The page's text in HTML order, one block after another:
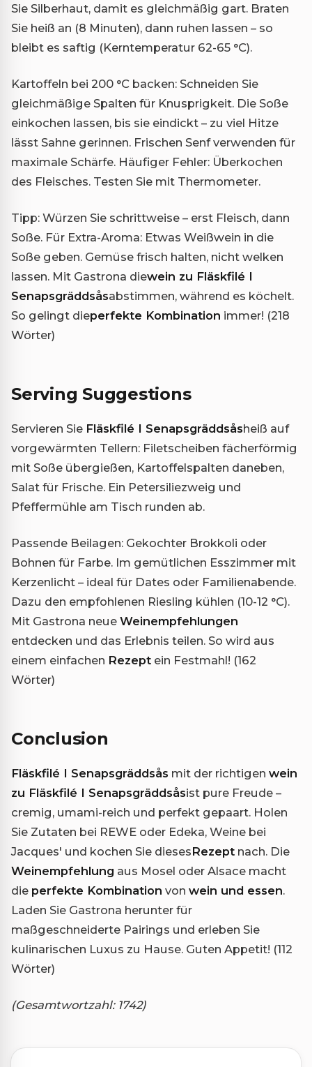
Sie Silberhaut, damit es gleichmäßig gart. Braten
Sie heiß an (8 Minuten), dann ruhen lassen – so
bleibt es saftig (Kerntemperatur 62-65 °C).
Kartoffeln bei 200 °C backen: Schneiden Sie
gleichmäßige Spalten für Knusprigkeit. Die Soße
einkochen lassen, bis sie eindickt – zu viel Hitze
lässt Sahne gerinnen. Frischen Senf verwenden für
maximale Schärfe. Häufiger Fehler: Überkochen
des Fleisches. Testen Sie mit Thermometer.
Tipp: Würzen Sie schrittweise – erst Fleisch, dann
Soße. Für Extra-Aroma: Etwas Weißwein in die
Soße geben. Gemüse frisch halten, nicht welken
lassen. Mit Gastrona diewein zu Fläskfilé I
Senapsgräddsåsabstimmen, während es köchelt.
So gelingt dieperfekte Kombination immer! (218
Wörter)
Serving Suggestions
Servieren Sie Fläskfilé I Senapsgräddsåsheiß auf
vorgewärmten Tellern: Filetscheiben fächerförmig
mit Soße übergießen, Kartoffelspalten daneben,
Salat für Frische. Ein Petersiliezweig und
Pfeffermühle am Tisch runden ab.
Passende Beilagen: Gekochter Brokkoli oder
Bohnen für Farbe. Im gemütlichen Esszimmer mit
Kerzenlicht – ideal für Dates oder Familienabende.
Dazu den empfohlenen Riesling kühlen (10-12 °C).
Mit Gastrona neue Weinempfehlungen
entdecken und das Erlebnis teilen. So wird aus
einem einfachen Rezept ein Festmahl! (162
Wörter)
Conclusion
Fläskfilé I Senapsgräddsås mit der richtigen wein
zu Fläskfilé I Senapsgräddsåsist pure Freude –
cremig, umami-reich und perfekt gepaart. Holen
Sie Zutaten bei REWE oder Edeka, Weine bei
Jacques' und kochen Sie diesesRezept nach. Die
Weinempfehlung aus Mosel oder Alsace macht
die perfekte Kombination von wein und essen.
Laden Sie Gastrona herunter für
maßgeschneiderte Pairings und erleben Sie
kulinarischen Luxus zu Hause. Guten Appetit! (112
Wörter)
(Gesamtwortzahl: 1742)